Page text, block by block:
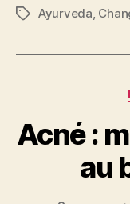
Étiquettes
Ayurveda,
Acné :
au